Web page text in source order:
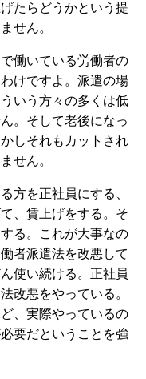
たらどうかという提
せん。
働いている労働者の
けですよ。派遣の場
いう方々の多くは低
。そして老後になっ
しそれもカットされ
せん。
方を正社員にする、
、賃上げをする。そ
る。これが大事なの
者派遣法を改悪して
使い続ける。正社員
改悪をやっている。
、実際やっているの
要だということを強